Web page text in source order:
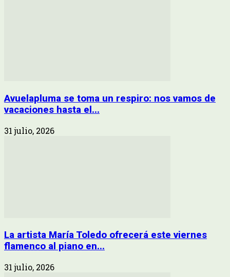
Avuelapluma se toma un respiro: nos vamos de
vacaciones hasta el...
31 julio, 2026
La artista María Toledo ofrecerá este viernes
flamenco al piano en...
31 julio, 2026